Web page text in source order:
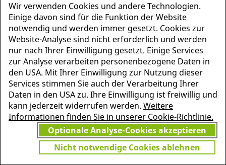
MEHR INFORMATIONEN
ZU PSCHYREMBEL
JETZT
GRATIS TESTEN
Vielen Dank für Ihr Interesse
Wir verwenden Cookies und andere Technologien.
Einige davon sind für die Funktion der Website
notwendig und werden immer gesetzt. Cookies zur
Website-Analyse sind nicht erforderlich und werden
nur nach Ihrer Einwilligung gesetzt. Einige Services
zur Analyse verarbeiten personenbezogene Daten in
den USA. Mit Ihrer Einwilligung zur Nutzung dieser
Services stimmen Sie auch der Verarbeitung Ihrer
Daten in den USA zu. Ihre Einwilligung ist freiwillig und
kann jederzeit widerrufen werden. Weitere
Informationen finden Sie in unserer Cookie-Richtlinie.
Optionale Analyse-Cookies akzeptieren
Nicht notwendige Cookies ablehnen